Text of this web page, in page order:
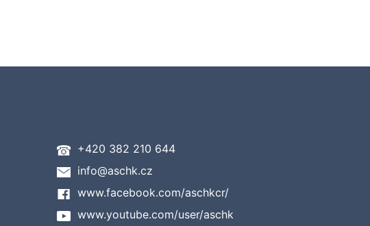
+420 382 210 644
info@aschk.cz
www.facebook.com/aschkcr/
www.youtube.com/user/aschk